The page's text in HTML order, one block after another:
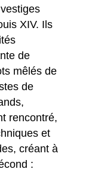
XIV. Ils
de
mêlés de
de
rencontré,
et
créant à
: